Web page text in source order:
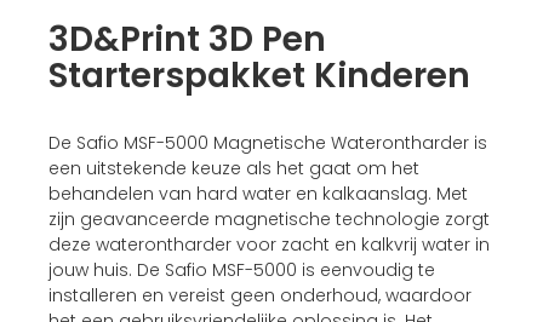
3D&Print 3D Pen
Starterspakket Kinderen
De Safio MSF-5000 Magnetische Waterontharder is
een uitstekende keuze als het gaat om het
behandelen van hard water en kalkaanslag. Met
zijn geavanceerde magnetische technologie zorgt
deze waterontharder voor zacht en kalkvrij water in
jouw huis. De Safio MSF-5000 is eenvoudig te
installeren en vereist geen onderhoud, waardoor